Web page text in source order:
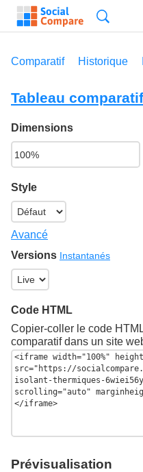
Comparatif Historique
Tableau
Dimensions
Style
Avancé
Versions Instantanés
Code HTML
Copier-coller le code
comparatif dans un site
Prévisualisation